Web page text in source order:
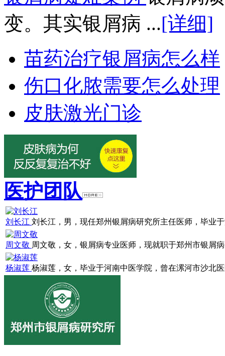
变。其实银屑病 ...[详细]
苗药治疗银屑病怎么样
伤口化脓需要怎么处理
皮肤激光门诊
医护团队
刘长江 刘长江，男，现任郑州银屑病研究所主任医师，毕业
周文敬 周文敬，女，银屑病专业医师，现就职于郑州市银屑
杨淑莲 杨淑莲，女，毕业于河南中医学院，曾在漯河市沙北